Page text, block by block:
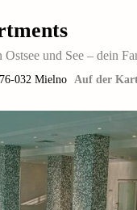
und See – dein
76-032 Mielno Auf der